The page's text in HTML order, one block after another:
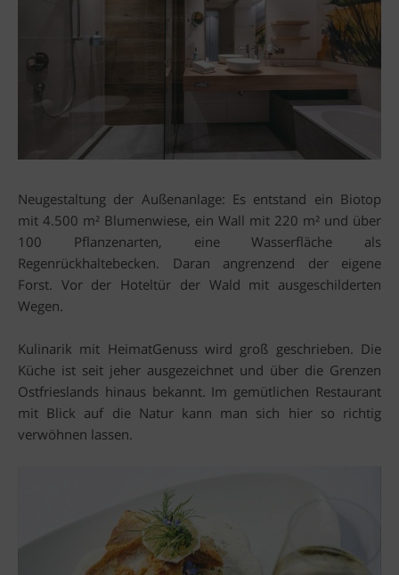
Neugestaltung der Außenanlage: Es entstand ein Biotop
mit 4.500 m² Blumenwiese, ein Wall mit 220 m² und über
100 Pflanzenarten, eine Wasserfläche als
Regenrückhaltebecken. Daran angrenzend der eigene
Forst. Vor der Hoteltür der Wald mit ausgeschilderten
Wegen.
Kulinarik mit HeimatGenuss wird groß geschrieben. Die
Küche ist seit jeher ausgezeichnet und über die Grenzen
Ostfrieslands hinaus bekannt. Im gemütlichen Restaurant
mit Blick auf die Natur kann man sich hier so richtig
verwöhnen lassen.